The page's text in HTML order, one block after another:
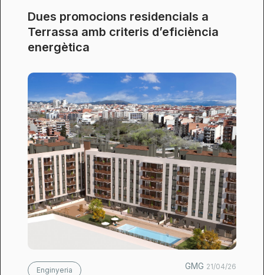
Dues promocions residencials a
Terrassa amb criteris d’eficiència
energètica
Enginyeria GMG 21/04/26